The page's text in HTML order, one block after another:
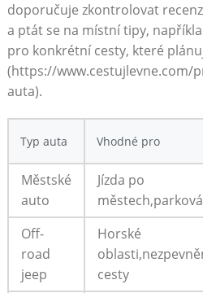
doporučuje zkontrolovat
a ptát se na místní tipy,
pro konkrétní cesty, které
(https://www.cestujlevne.com/
auta).
Typ auta Vhodné pro
Městské
auto
Jízda po
Off-
road
jeep
Horské
cesty